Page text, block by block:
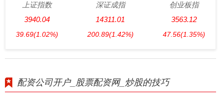
上证指数
3940.04
39.69(1.02%)
深证成指
14311.01
200.89(1.42%)
创业板指
3563.12
47.56(1.35%)
配资公司开户_股票配资网_炒股的技巧